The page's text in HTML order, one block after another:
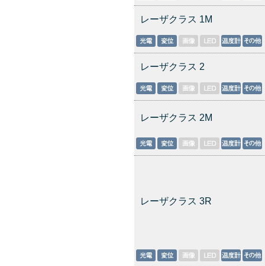
レーザクラス 1M
レーザクラス 2
レーザクラス 2M
レーザクラス 3R